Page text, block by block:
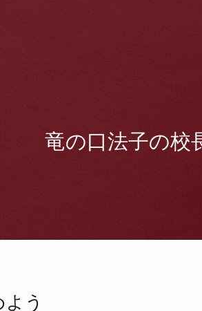
竜の口法子の校
う